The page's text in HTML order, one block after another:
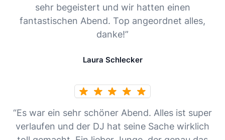
sehr begeistert und wir hatten einen
fantastischen Abend. Top angeordnet alles,
danke!”
Laura Schlecker
“Es war ein sehr schöner Abend. Alles ist super
verlaufen und der DJ hat seine Sache wirklich